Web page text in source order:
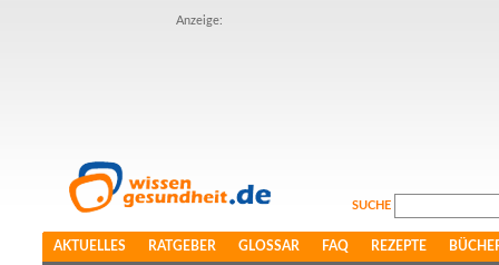
Anzeige:
SUCHE
AKTUELLES RATGEBER GLOSSAR FAQ REZEPTE